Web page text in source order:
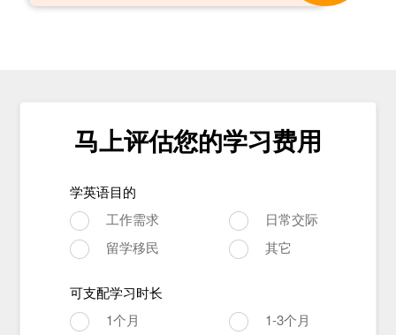
马上评估您的学习费用
学英语目的
工作需求
日常交际
留学移民
其它
可支配学习时长
1个月
1-3个月